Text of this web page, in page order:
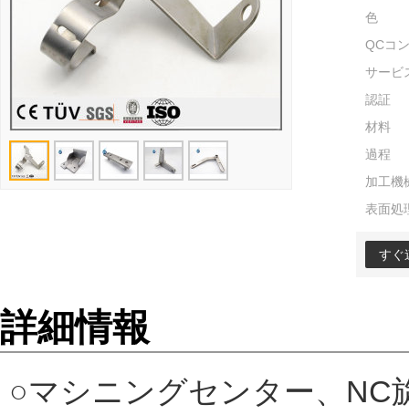
色
QCコ
サービ
認証
材料
過程
加工機
表面処
すぐ
詳細情報
○マシニングセンター、NC